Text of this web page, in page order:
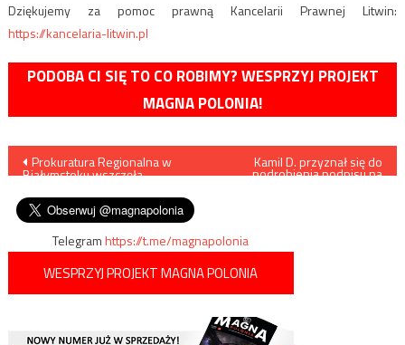
Dziękujemy za pomoc prawną Kancelarii Prawnej Litwin:
https://kancelaria-litwin.pl
PODOBA CI SIĘ TO CO ROBIMY? WESPRZYJ PROJEKT
MAGNA POLONIA!
Nawigacja
wpisu
Prokuratura Regionalna w
Białymstoku wszczęła
Kamil D. przyznał się do
podrobienia podpisu na
Telegramhttps://t.me/magnapolonia
WESPRZYJ PROJEKT MAGNA POLONIA